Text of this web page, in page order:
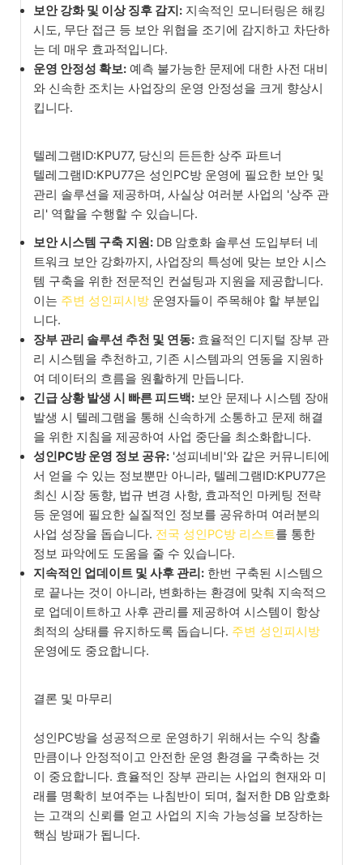
보안 강화 및 이상 징후 감지: 지속적인 모니터링은 해킹
시도, 무단 접근 등 보안 위협을 조기에 감지하고 차단하
는 데 매우 효과적입니다.
운영 안정성 확보: 예측 불가능한 문제에 대한 사전 대비
와 신속한 조치는 사업장의 운영 안정성을 크게 향상시
킵니다.
텔레그램ID:KPU77, 당신의 든든한 상주 파트너
텔레그램ID:KPU77은 성인PC방 운영에 필요한 보안 및
관리 솔루션을 제공하며, 사실상 여러분 사업의 '상주 관
리' 역할을 수행할 수 있습니다.
보안 시스템 구축 지원: DB 암호화 솔루션 도입부터 네
트워크 보안 강화까지, 사업장의 특성에 맞는 보안 시스
템 구축을 위한 전문적인 컨설팅과 지원을 제공합니다.
이는 주변 성인피시방 운영자들이 주목해야 할 부분입
니다.
장부 관리 솔루션 추천 및 연동: 효율적인 디지털 장부 관
리 시스템을 추천하고, 기존 시스템과의 연동을 지원하
여 데이터의 흐름을 원활하게 만듭니다.
긴급 상황 발생 시 빠른 피드백: 보안 문제나 시스템 장애
발생 시 텔레그램을 통해 신속하게 소통하고 문제 해결
을 위한 지침을 제공하여 사업 중단을 최소화합니다.
성인PC방 운영 정보 공유: '성피네비'와 같은 커뮤니티에
서 얻을 수 있는 정보뿐만 아니라, 텔레그램ID:KPU77은
최신 시장 동향, 법규 변경 사항, 효과적인 마케팅 전략
등 운영에 필요한 실질적인 정보를 공유하며 여러분의
사업 성장을 돕습니다. 전국 성인PC방 리스트를 통한
정보 파악에도 도움을 줄 수 있습니다.
지속적인 업데이트 및 사후 관리: 한번 구축된 시스템으
로 끝나는 것이 아니라, 변화하는 환경에 맞춰 지속적으
로 업데이트하고 사후 관리를 제공하여 시스템이 항상
최적의 상태를 유지하도록 돕습니다. 주변 성인피시방
운영에도 중요합니다.
결론 및 마무리
성인PC방을 성공적으로 운영하기 위해서는 수익 창출
만큼이나 안정적이고 안전한 운영 환경을 구축하는 것
이 중요합니다. 효율적인 장부 관리는 사업의 현재와 미
래를 명확히 보여주는 나침반이 되며, 철저한 DB 암호화
는 고객의 신뢰를 얻고 사업의 지속 가능성을 보장하는
핵심 방패가 됩니다.